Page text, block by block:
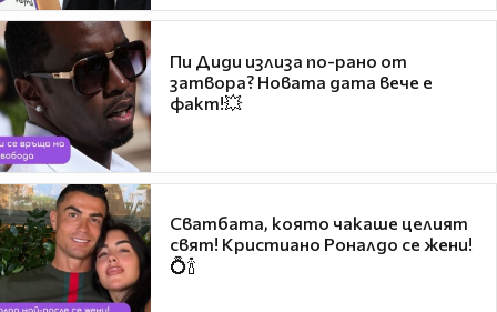
Пи Диди излиза по-рано от
затвора? Новата дата вече е
факт!💥
Сватбата, която чакаше целият
свят! Кристиано Роналдо се жени!
💍🍾